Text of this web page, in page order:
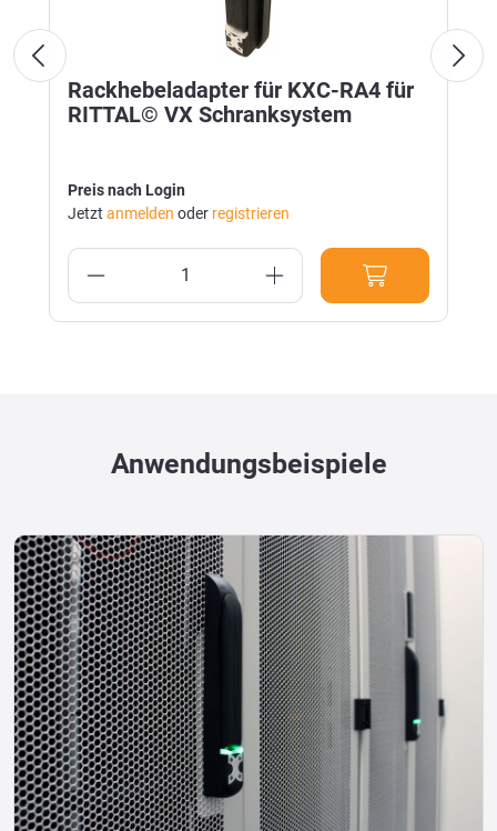
Rackhebeladapter für KXC-RA4 für
RITTAL© VX Schranksystem
Preis nach Login
Jetzt anmelden oder registrieren
Anwendungsbeispiele